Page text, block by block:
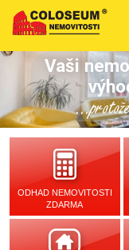
Vaši
ODHAD NEMOVITOSTI
ZDARMA